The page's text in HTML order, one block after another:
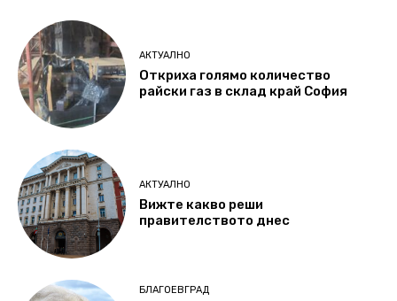
АКТУАЛНО
Откриха голямо количество
райски газ в склад край София
АКТУАЛНО
Вижте какво реши
правителството днес
БЛАГОЕВГРАД